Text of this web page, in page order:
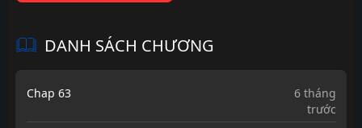
DANH SÁCH CHƯƠNG
Chap 63
6 tháng
trước